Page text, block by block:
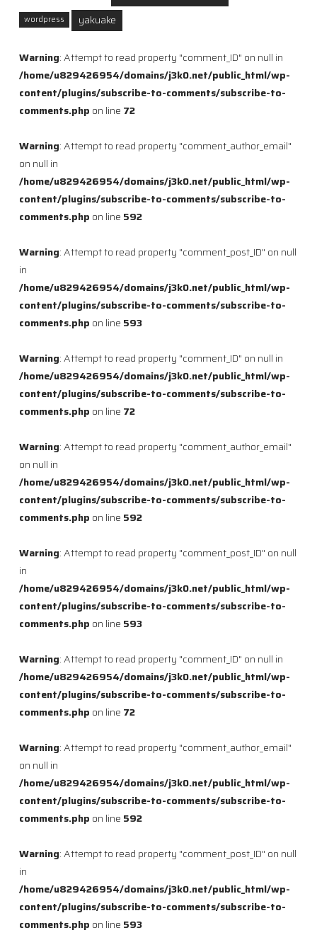
wordpress yakuake
Warning: Attempt to read property "comment_ID" on null in
/home/u829426954/domains/j3k0.net/public_html/wp-
content/plugins/subscribe-to-comments/subscribe-to-
comments.php on line 72
Warning: Attempt to read property "comment_author_email"
on null in
/home/u829426954/domains/j3k0.net/public_html/wp-
content/plugins/subscribe-to-comments/subscribe-to-
comments.php on line 592
Warning: Attempt to read property "comment_post_ID" on null
in
/home/u829426954/domains/j3k0.net/public_html/wp-
content/plugins/subscribe-to-comments/subscribe-to-
comments.php on line 593
Warning: Attempt to read property "comment_ID" on null in
/home/u829426954/domains/j3k0.net/public_html/wp-
content/plugins/subscribe-to-comments/subscribe-to-
comments.php on line 72
Warning: Attempt to read property "comment_author_email"
on null in
/home/u829426954/domains/j3k0.net/public_html/wp-
content/plugins/subscribe-to-comments/subscribe-to-
comments.php on line 592
Warning: Attempt to read property "comment_post_ID" on null
in
/home/u829426954/domains/j3k0.net/public_html/wp-
content/plugins/subscribe-to-comments/subscribe-to-
comments.php on line 593
Warning: Attempt to read property "comment_ID" on null in
/home/u829426954/domains/j3k0.net/public_html/wp-
content/plugins/subscribe-to-comments/subscribe-to-
comments.php on line 72
Warning: Attempt to read property "comment_author_email"
on null in
/home/u829426954/domains/j3k0.net/public_html/wp-
content/plugins/subscribe-to-comments/subscribe-to-
comments.php on line 592
Warning: Attempt to read property "comment_post_ID" on null
in
/home/u829426954/domains/j3k0.net/public_html/wp-
content/plugins/subscribe-to-comments/subscribe-to-
comments.php on line 593